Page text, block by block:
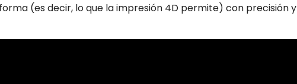
(es decir, lo que la impresión 4D permite) con precisión y